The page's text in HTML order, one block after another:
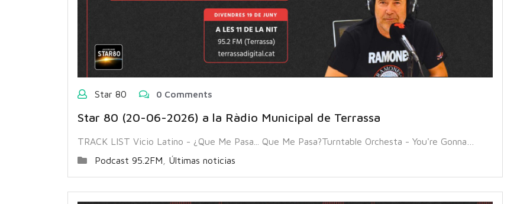
Star 80 0 Comments
Star 80 (20-06-2026) a la Ràdio Municipal de Terrassa
TRACK LIST Vicio Latino - ¿Que Me Pasa... Que Me Pasa?Turntable Orchesta - You're Gonna…
Podcast 95.2FM
Últimas noticias